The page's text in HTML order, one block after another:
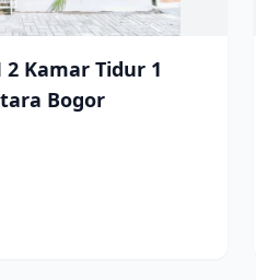
Kamar Tidur 1
Bogor